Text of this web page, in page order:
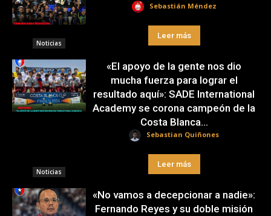
Noticias
Sebastián Méndez
Leer más
Noticias
«El apoyo de la gente nos dio
mucha fuerza para lograr el
resultado aquí»: SADE International
Academy se corona campeón de la
Costa Blanca...
Sebastian Quiñones
Leer más
«No vamos a decepcionar a nadie»:
Fernando Reyes y su doble misión